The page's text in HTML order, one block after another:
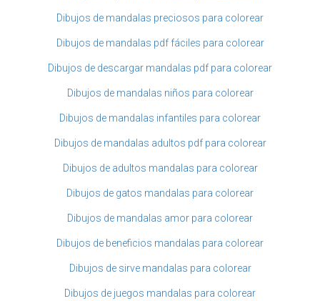
Dibujos de mandalas preciosos para colorear
Dibujos de mandalas pdf fáciles para colorear
Dibujos de descargar mandalas pdf para colorear
Dibujos de mandalas niños para colorear
Dibujos de mandalas infantiles para colorear
Dibujos de mandalas adultos pdf para colorear
Dibujos de adultos mandalas para colorear
Dibujos de gatos mandalas para colorear
Dibujos de mandalas amor para colorear
Dibujos de beneficios mandalas para colorear
Dibujos de sirve mandalas para colorear
Dibujos de juegos mandalas para colorear